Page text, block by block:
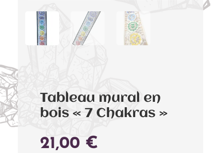
Tableau mural en
bois « 7 Chakras »
21,00 €